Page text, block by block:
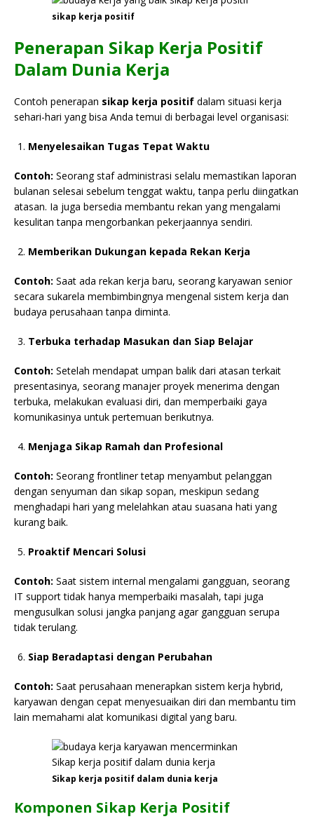
sikap kerja positif
Penerapan Sikap Kerja Positif
Dalam Dunia Kerja
Contoh penerapan sikap kerja positif dalam situasi kerja
sehari-hari yang bisa Anda temui di berbagai level organisasi:
Menyelesaikan Tugas Tepat Waktu
Contoh: Seorang staf administrasi selalu memastikan laporan
bulanan selesai sebelum tenggat waktu, tanpa perlu diingatkan
atasan. Ia juga bersedia membantu rekan yang mengalami
kesulitan tanpa mengorbankan pekerjaannya sendiri.
Memberikan Dukungan kepada Rekan Kerja
Contoh: Saat ada rekan kerja baru, seorang karyawan senior
secara sukarela membimbingnya mengenal sistem kerja dan
budaya perusahaan tanpa diminta.
Terbuka terhadap Masukan dan Siap Belajar
Contoh: Setelah mendapat umpan balik dari atasan terkait
presentasinya, seorang manajer proyek menerima dengan
terbuka, melakukan evaluasi diri, dan memperbaiki gaya
komunikasinya untuk pertemuan berikutnya.
Menjaga Sikap Ramah dan Profesional
Contoh: Seorang frontliner tetap menyambut pelanggan
dengan senyuman dan sikap sopan, meskipun sedang
menghadapi hari yang melelahkan atau suasana hati yang
kurang baik.
Proaktif Mencari Solusi
Contoh: Saat sistem internal mengalami gangguan, seorang
IT support tidak hanya memperbaiki masalah, tapi juga
mengusulkan solusi jangka panjang agar gangguan serupa
tidak terulang.
Siap Beradaptasi dengan Perubahan
Contoh: Saat perusahaan menerapkan sistem kerja hybrid,
karyawan dengan cepat menyesuaikan diri dan membantu tim
lain memahami alat komunikasi digital yang baru.
Sikap kerja positif dalam dunia kerja
Komponen Sikap Kerja Positif